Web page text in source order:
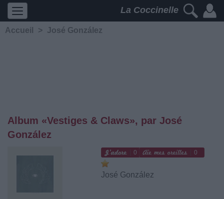
La Coccinelle
Accueil > José González
Album «Vestiges & Claws», par José
González
0 0
José González